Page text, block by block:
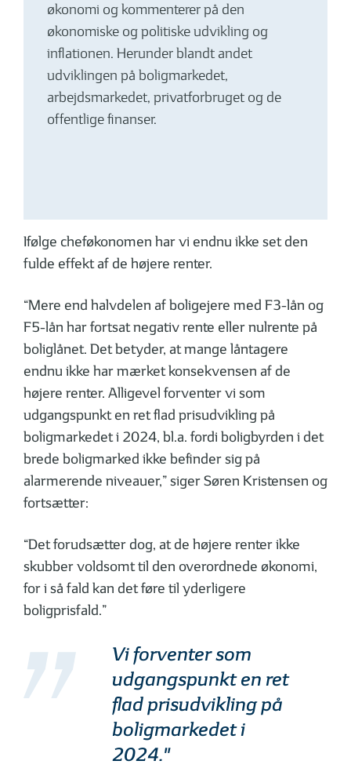
økonomi og kommenterer på den
økonomiske og politiske udvikling og
inflationen. Herunder blandt andet
udviklingen på boligmarkedet,
arbejdsmarkedet, privatforbruget og de
offentlige finanser.
Ifølge cheføkonomen har vi endnu ikke set den
fulde effekt af de højere renter.
“Mere end halvdelen af boligejere med F3-lån og
F5-lån har fortsat negativ rente eller nulrente på
boliglånet. Det betyder, at mange låntagere
endnu ikke har mærket konsekvensen af de
højere renter. Alligevel forventer vi som
udgangspunkt en ret flad prisudvikling på
boligmarkedet i 2024, bl.a. fordi boligbyrden i det
brede boligmarked ikke befinder sig på
alarmerende niveauer,” siger Søren Kristensen og
fortsætter:
“Det forudsætter dog, at de højere renter ikke
skubber voldsomt til den overordnede økonomi,
for i så fald kan det føre til yderligere
boligprisfald.”
Vi forventer som
udgangspunkt en ret
flad prisudvikling på
boligmarkedet i
2024."